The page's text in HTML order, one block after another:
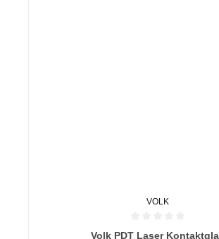
VOLK
Durchschnittliche Bewertung von 0 von 5
Volk PDT Laser